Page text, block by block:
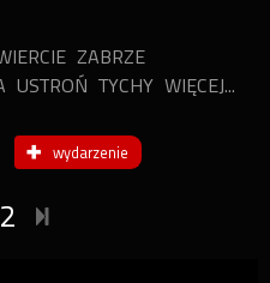
ZABRZE
USTROŃ TYCHY WIĘCEJ...
wydarzenie
2